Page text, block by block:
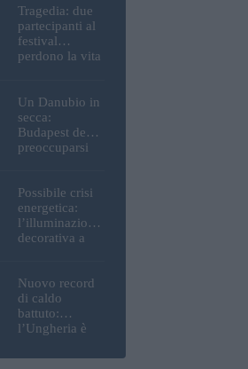
Buda e della
Cittadella
verranno
spente
Tragedia: due
partecipanti al
festival
perdono la vita
Ungheria
Un Danubio in
secca:
Budapest deve
preoccuparsi
mento idrico?
Un esperto
mette in luce
un fatto
Possibile crisi
energetica:
l’illuminazione
decorativa a
spenta!
Nuovo record
di caldo
battuto:
l’Ungheria è
più caldi